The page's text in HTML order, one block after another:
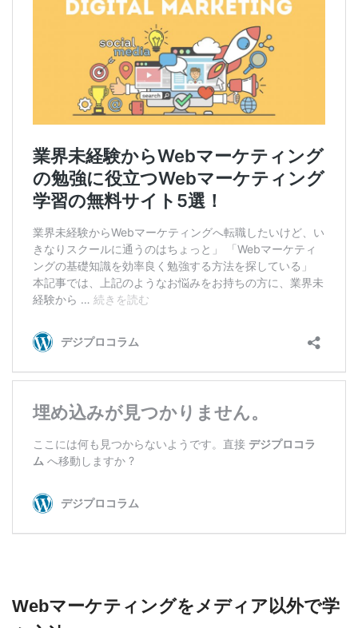
Webマーケティングをメディア以外で学